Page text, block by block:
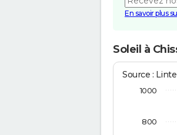
En savoir plus
Soleil à
Source :
800
1000